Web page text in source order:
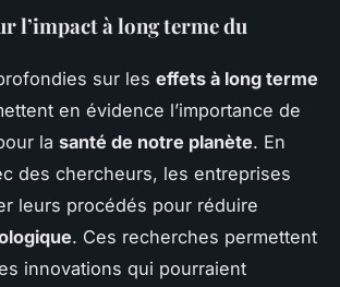
l’impact à long terme du
sur les effets à long terme
en évidence l’importance de
la santé de notre planète. En
des chercheurs, les entreprises
leurs procédés pour réduire
. Ces recherches permettent
innovations qui pourraient